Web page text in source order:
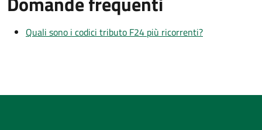
Quali sono i codici tributo F24 più ricorrenti?